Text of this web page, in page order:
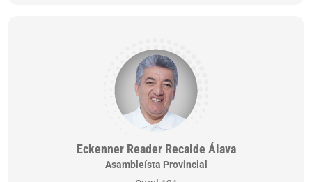
Eckenner Reader Recalde Álava
Asambleísta Provincial